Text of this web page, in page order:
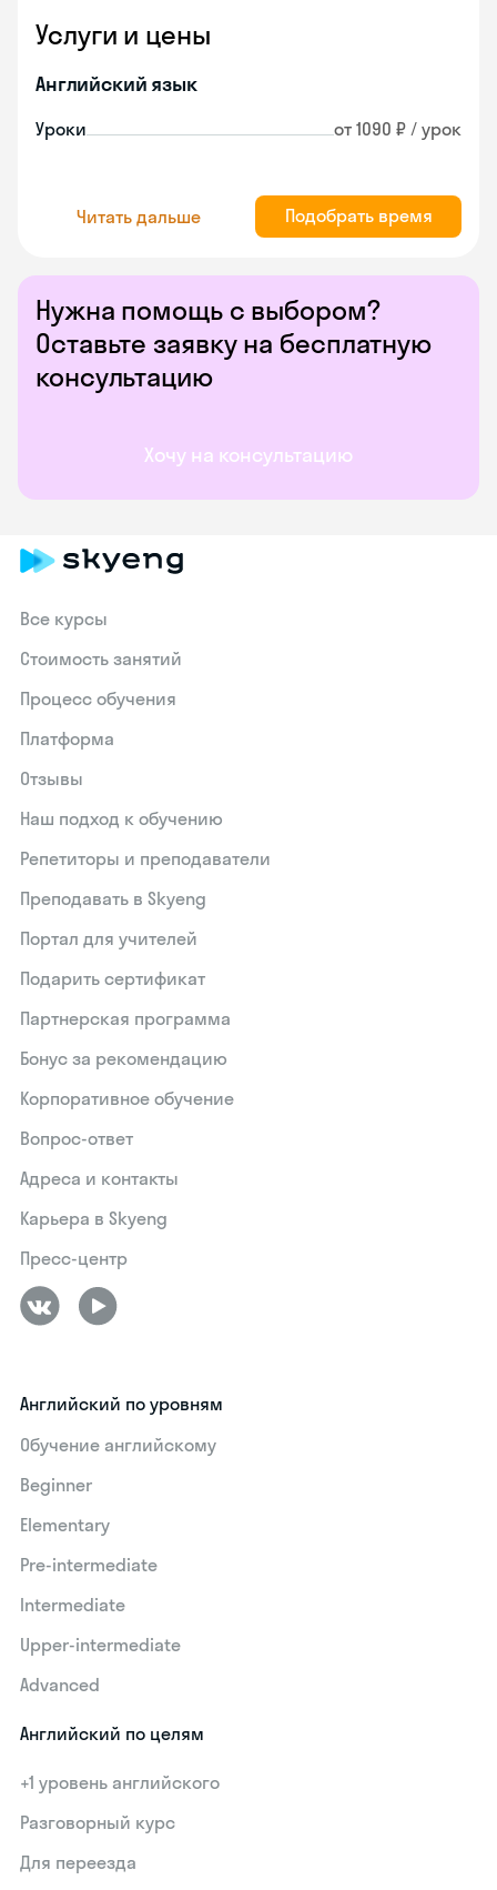
Нужна помощь с выбором?
Оставьте заявку на бесплатную
консультацию
Хочу на консультацию
Услуги и цены
Английский язык
Уроки от 1090 ₽ / урок
Читать дальше Подобрать время
Все курсы
Стоимость занятий
Процесс обучения
Платформа
Отзывы
Наш подход к обучению
Репетиторы и преподаватели
Преподавать в Skyeng
Портал для учителей
Подарить сертификат
Партнерская программа
Бонус за рекомендацию
Корпоративное обучение
Вопрос-ответ
Адреса и контакты
Карьера в Skyeng
Пресс-центр
Английский по уровням
Обучение английскому
Beginner
Elementary
Pre-intermediate
Intermediate
Upper-intermediate
Advanced
Английский по целям
+1 уровень английского
Разговорный курс
Для переезда